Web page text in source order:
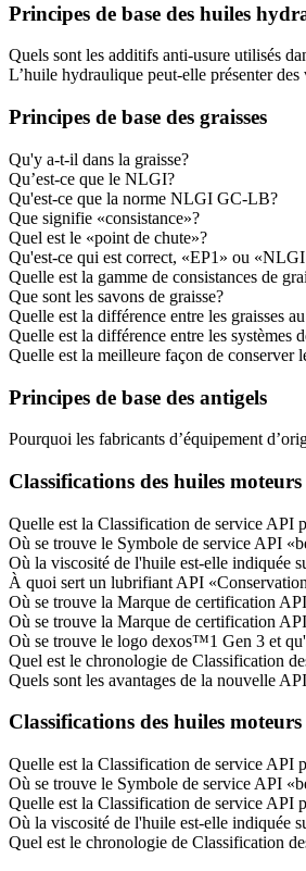
Principes de base des huiles
Quels sont les additifs anti-usure utilisés
L’huile hydraulique peut-elle présenter
Principes de base des graisses
Qu'y a-t-il dans la graisse?
Qu’est-ce que le NLGI?
Qu'est-ce que la norme NLGI GC-LB?
Que signifie «consistance»?
Quel est le «point de chute»?
Qu'est-ce qui est correct, «EP1» ou
Quelle est la gamme de consistances de
Que sont les savons de graisse?
Quelle est la différence entre les graisses
Quelle est la différence entre les systèmes
Quelle est la meilleure façon de conserver
Principes de base des antigels
Pourquoi les fabricants d’équipement
Classifications des huiles moteurs
Quelle est la Classification de service API
Où se trouve le Symbole de service API
Où la viscosité de l'huile est-elle indiquée
À quoi sert un lubrifiant API
Où se trouve la Marque de certification
Où se trouve la Marque de certification
Où se trouve le logo dexos™1 Gen 3 et
Quel est le chronologie de Classification
Quels sont les avantages de la nouvelle
Classifications des huiles moteurs
Quelle est la Classification de service API
Où se trouve le Symbole de service API
Quelle est la Classification de service API
Où la viscosité de l'huile est-elle indiquée
Quel est le chronologie de Classification